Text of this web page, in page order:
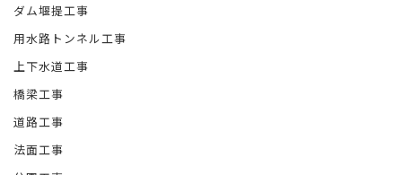
ダム堰提工事
用水路トンネル工事
上下水道工事
橋梁工事
道路工事
法面工事